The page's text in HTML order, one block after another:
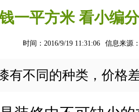
一平方米 看小编
时间：2016/9/19 11:31:06 信息来源
有不同的种类，价格